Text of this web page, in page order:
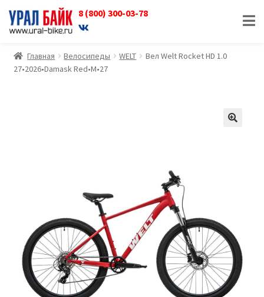
8 (800) 300-03-78
Перейти
к
навигации
Перейти
к
содержимому
Главная Велосипеды WELT
Вел Welt Rocket HD 1.0
27•2026•Damask Red•M•27